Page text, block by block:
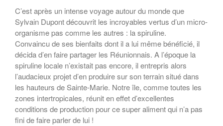
C’est après un intense voyage autour du monde que
Sylvain Dupont découvrit les incroyables vertus d’un micro-
organisme pas comme les autres : la spiruline.
Convaincu de ses bienfaits dont il a lui même bénéficié, il
décida d’en faire partager les Réunionnais. A l’époque la
spiruline locale n’existait pas encore, il entrepris alors
l’audacieux projet d’en produire sur son terrain situé dans
les hauteurs de Sainte-Marie. Notre île, comme toutes les
zones intertropicales, réunit en effet d’excellentes
conditions de production pour ce super aliment qui n’a pas
fini de faire parler de lui !